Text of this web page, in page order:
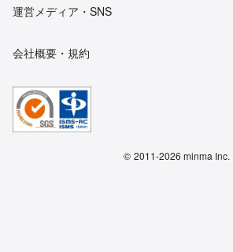
運営メディア・SNS
会社概要・規約
© 2011-2026 minma Inc.